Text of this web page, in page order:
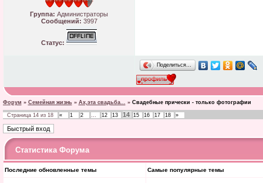
Группа: Администраторы
Сообщений: 3997
Статус:
Поделиться…
Форум » Семейная жизнь » Ах,эта свадьба... » Свадебные прически - только фотографии
Страница 14из 18 « 1 2 … 12 13 14 15 16 17 18 »
Статистика Форума
Последние обновленные темы Самые популярные темы